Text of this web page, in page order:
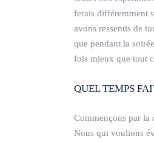
ferais différemment
avons ressentis de
que pendant la
fois mieux que tout
QUEL TEMPS
Commençons par la
Nous qui voulions